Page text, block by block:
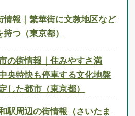
情報｜繁華街に文教地区など
つ（東京都）
の街情報｜住みやすさ満
央特快も停車する文化地盤
した都市（東京都）
駅周辺の街情報（さいたま